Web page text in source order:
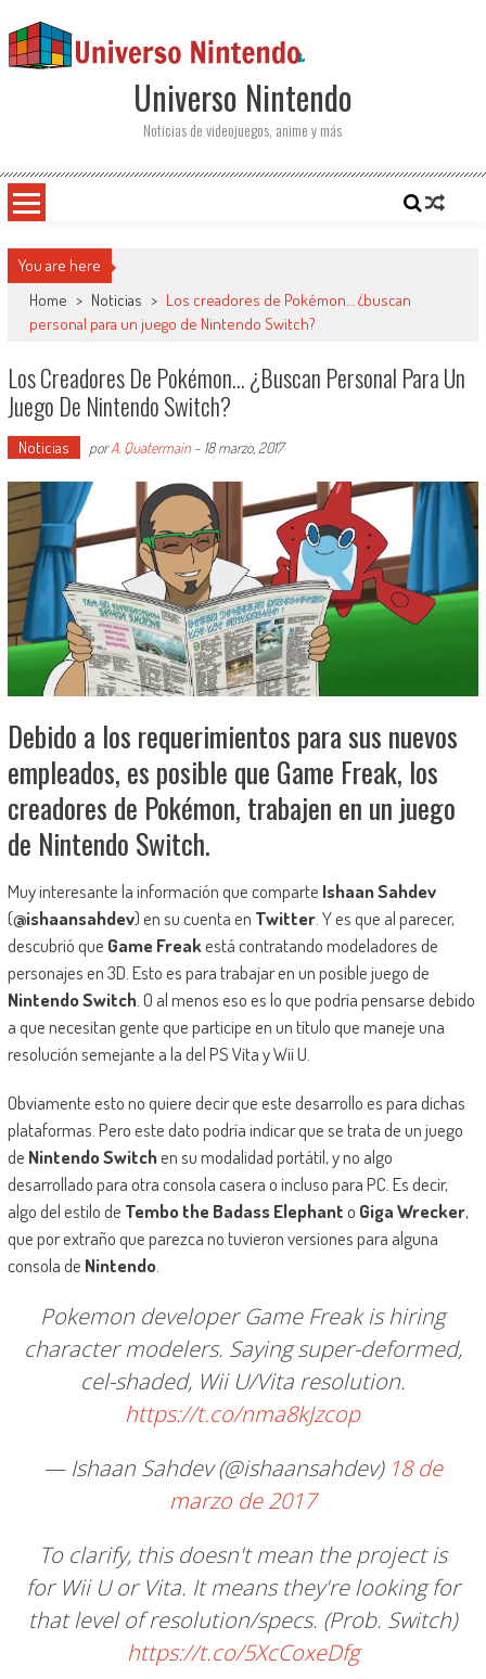
Universo Nintendo
Noticias de videojuegos, anime y más
You are here
Home > Noticias > Los creadores de Pokémon… ¿buscan
personal para un juego de Nintendo Switch?
Los Creadores De Pokémon… ¿buscan Personal Para Un
Juego De Nintendo Switch?
Noticias porA. Quatermain- 18 marzo, 2017
Debido a los requerimientos para sus nuevos
empleados, es posible que Game Freak, los
creadores de Pokémon, trabajen en un juego
de Nintendo Switch.
Muy interesante la información que comparte Ishaan Sahdev‏
(@ishaansahdev) en su cuenta en Twitter. Y es que al parecer,
descubrió que Game Freakestá contratando modeladores de
personajes en 3D. Esto es para trabajar en un posible juego de
Nintendo Switch. O al menos eso es lo que podría pensarse debido
a que necesitan gente que participe en un título que maneje una
resolución semejante a la del PS Vita y Wii U.
Obviamente esto no quiere decir que este desarrollo es para dichas
plataformas. Pero este dato podría indicar que se trata de un juego
de Nintendo Switchen su modalidad portátil, y no algo
desarrollado para otra consola casera o incluso para PC. Es decir,
algo del estilo de Tembo the Badass Elephanto Giga Wrecker,
que por extraño que parezca no tuvieron versiones para alguna
consola de Nintendo.
Pokemon developer Game Freak is hiring
character modelers. Saying super-deformed,
cel-shaded, Wii U/Vita resolution.
https://t.co/nma8kJzcop
— Ishaan Sahdev (@ishaansahdev) 18 de
marzo de 2017
To clarify, this doesn't mean the project is
for Wii U or Vita. It means they're looking for
that level of resolution/specs. (Prob. Switch)
https://t.co/5XcCoxeDfg